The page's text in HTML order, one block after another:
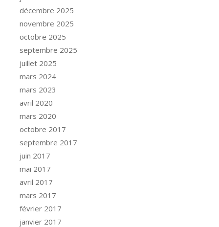
décembre 2025
novembre 2025
octobre 2025
septembre 2025
juillet 2025
mars 2024
mars 2023
avril 2020
mars 2020
octobre 2017
septembre 2017
juin 2017
mai 2017
avril 2017
mars 2017
février 2017
janvier 2017